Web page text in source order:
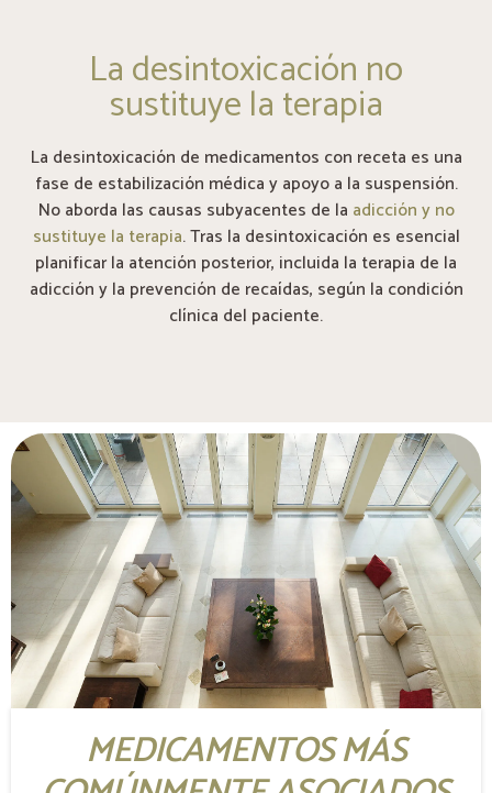
La desintoxicación no
sustituye la terapia
La desintoxicación de medicamentos con receta es una
fase de estabilización médica y apoyo a la suspensión.
No aborda las causas subyacentes de la adicción y no
sustituye la terapia. Tras la desintoxicación es esencial
planificar la atención posterior, incluida la terapia de la
adicción y la prevención de recaídas, según la condición
clínica del paciente.
MEDICAMENTOS MÁS